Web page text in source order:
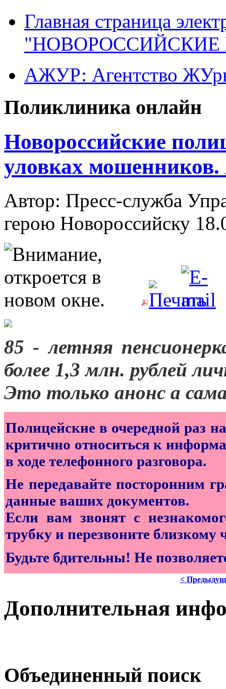
Главная страница
"НОВОРОССИЙСКИЕ
АЖУР: Агентство
Поликлиника онлайн
Новороссийские
уловках
Автор: Пресс-служба
герою Новороссийску
85 - летняя
более 1,3 млн. рублей
Это только анонс а
Полицейские в очередной раз
критично относиться к
в ходе телефонного разговора.
Не передавайте посторонним
данные ваших документов.
Если вам звонят с
трубку и перезвоните
Будьте бдительны! Не
<
Дополнительная
Объединенный поиск